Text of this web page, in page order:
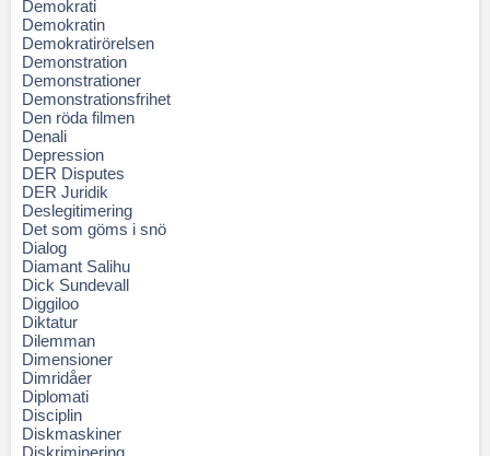
Demokrati
Demokratin
Demokratirörelsen
Demonstration
Demonstrationer
Demonstrationsfrihet
Den röda filmen
Denali
Depression
DER Disputes
DER Juridik
Deslegitimering
Det som göms i snö
Dialog
Diamant Salihu
Dick Sundevall
Diggiloo
Diktatur
Dilemman
Dimensioner
Dimridåer
Diplomati
Disciplin
Diskmaskiner
Diskriminering